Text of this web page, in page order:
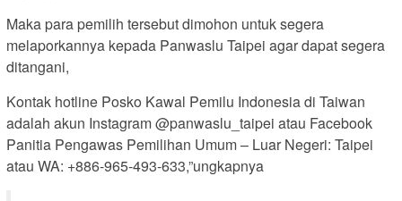
Maka para pemilih tersebut dimohon untuk segera
melaporkannya kepada Panwaslu Taipei agar dapat segera
ditangani,
Kontak hotline Posko Kawal Pemilu Indonesia di Taiwan
adalah akun Instagram @panwaslu_taipei atau Facebook
Panitia Pengawas Pemilihan Umum – Luar Negeri: Taipei
atau WA: +886-965-493-633,”ungkapnya